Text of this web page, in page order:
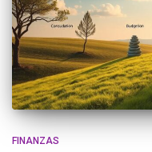
FINANZAS